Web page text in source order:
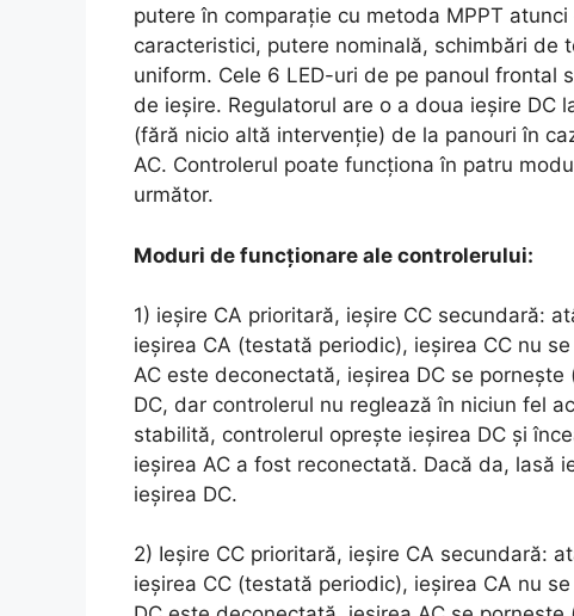
putere în comparație cu metoda MPPT
caracteristici, putere nominală, schimbări de
uniform. Cele 6 LED-uri de pe panoul frontal
de ieșire. Regulatorul are o a doua ieșire
(fără nicio altă intervenție) de la panouri în
AC. Controlerul poate funcționa în patru
următor.
Moduri de funcționare ale controlerului:
1) ieșire CA prioritară, ieșire CC secundară:
ieșirea CA (testată periodic), ieșirea CC nu
AC este deconectată, ieșirea DC se
DC, dar controlerul nu reglează în niciun fel
stabilită, controlerul oprește ieșirea DC și
ieșirea AC a fost reconectată. Dacă da, lasă
ieșirea DC.
2) Ieșire CC prioritară, ieșire CA secundară:
ieșirea CC (testată periodic), ieșirea CA nu